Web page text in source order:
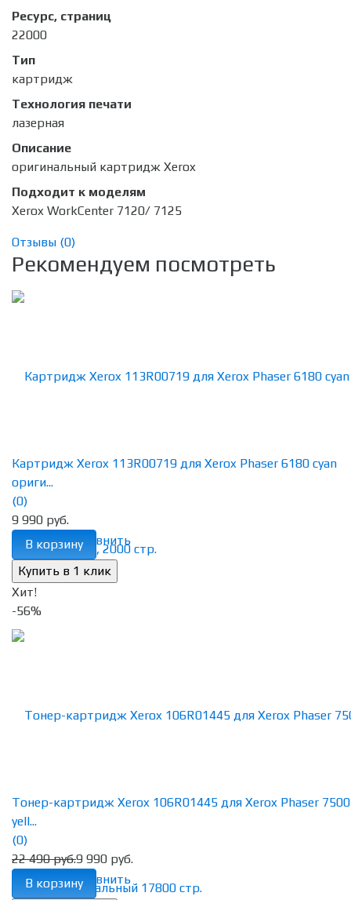
Ресурс, страниц
22000
Тип
картридж
Технология печати
лазерная
Описание
оригинальный картридж Xerox
Подходит к моделям
Xerox WorkCenter 7120/ 7125
Отзывы (0)
Рекомендуем посмотреть
избранное сравнить
Картридж Xerox 113R00719 для Xerox Phaser 6180 cyan
ориги...
(0)
9 990 руб.
В корзину
Хит!
-56%
избранное сравнить
Тонер-картридж Xerox 106R01445 для Xerox Phaser 7500
yell...
(0)
22 490 руб.9 990 руб.
В корзину